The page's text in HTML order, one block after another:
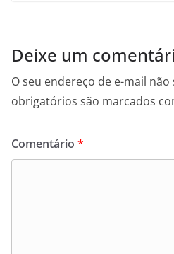
Deixe um
O seu endereço de e-mail
obrigatórios são marcados
Comentário *